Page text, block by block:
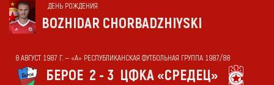
ДЕНЬ РОЖДЕНИЯ
BOZHIDAR CHORBADZHIYSKI
8 АВГУСТ 1987 Г. — «А» РЕСПУБЛИКАНСКАЯ ФУТБОЛЬНАЯ ГРУППА 1987/88
БЕРОЕ 2 - 3 ЦФКА «СРЕДЕЦ»